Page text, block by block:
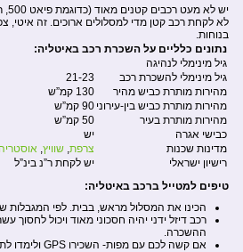
יש
לא לקחת רכב קטן מדי למסלולים ארוכים. זה איטי,
בנוחות.
נתונים כלליים על השכרת רכב באיטליה:
גיל מינימלי לנהיגה
גיל מינימלי להשכרת רכב
21-23
מהירות מותרת כביש מהיר
130 קמ”ש
מהירות מותרת כביש בין-עירוני 90 קמ”ש
מהירות מותרת בעיר
50 קמ”ש
כבישי אגרה
יש
מדינות שכנות
צרפת, שוויץ,
רישיון ישראלי
יש לקחת ר”נ בינ”ל
טיפים למטייל ברכב באיטליה:
הכינו את המסלול מראש, בבית. לפי המגבלות
רכב דיזל ידני יהיה חסכוני מאוד ויכול לחסוך
ההשכרה.
אם קשה לכם עם מפות- השכירו GPS ולימדו לתפעל אותו עוד לפני היציאה מתחנת ההשכרה.